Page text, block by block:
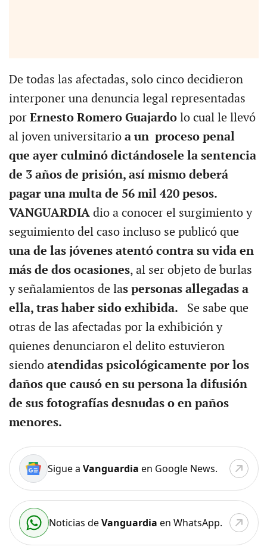
De todas las afectadas, solo cinco decidieron
interponer una denuncia legal representadas
porErnesto Romero Guajardolo cual le llevó
al joven universitario a un proceso penal
que ayer culminó dictándosele la sentencia
de 3 años de prisión, así mismo deberá
pagar una multa de 56 mil 420 pesos.
VANGUARDIAdio a conocer el surgimiento y
seguimiento del caso incluso se publicó que
una de las jóvenes atentó contra su vida en
más de dos ocasiones, al ser objeto de burlas
y señalamientos de las personas allegadas a
ella, tras haber sido exhibida. Se sabe que
otras de las afectadas por la exhibición y
quienes denunciaron el delito estuvieron
siendoatendidas psicológicamente por los
daños que causó en su persona la difusión
de sus fotografías desnudas o en paños
menores.
Sigue a Vanguardia en Google News.
Noticias deVanguardia en WhatsApp.